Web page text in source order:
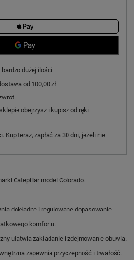
dużej ilości
od 100,00 zł
obejrzysz i kupisz od ręki
. Kup teraz, zapłać za 30 dni, jeżeli nie
Catepillar model Colorado.
dokładne i regulowane dopasowanie.
komfortu.
ułatwia zakładanie i zdejmowanie obuwia.
zapewnia przyczepność i trwałość.